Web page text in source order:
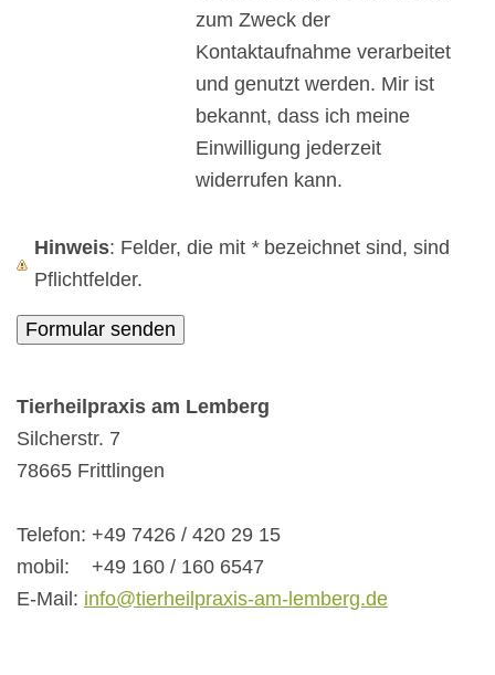
zum Zweck der
Kontaktaufnahme verarbeitet
und genutzt werden. Mir ist
bekannt, dass ich meine
Einwilligung jederzeit
widerrufen kann.
Hinweis : Felder, die mit *bezeichnet sind, sind
Pflichtfelder.
Tierheilpraxis am Lemberg
Silcherstr. 7
78665 Frittlingen
Telefon: +49 7426 / 420 29 15
mobil: +49 160 / 160 6547
E-Mail: info@tierheilpraxis-am-lemberg.de